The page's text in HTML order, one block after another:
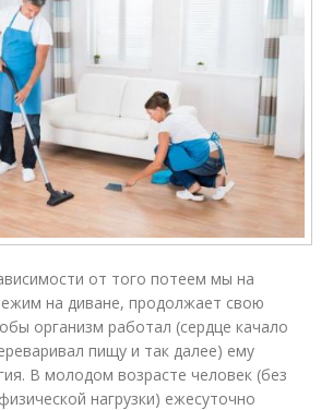
от того потеем мы на
на диване, продолжает свою
организм работал (сердце качало
пищу и так далее) ему
В молодом возрасте человек (без
нагрузки) ежесуточно